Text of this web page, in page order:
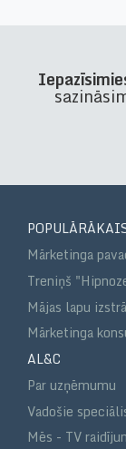
Mārketinga
Treniņš
Mājas lapu
Mārketinga
AL&C
Par uzņēmumu
Vadošie
Mēs - TV